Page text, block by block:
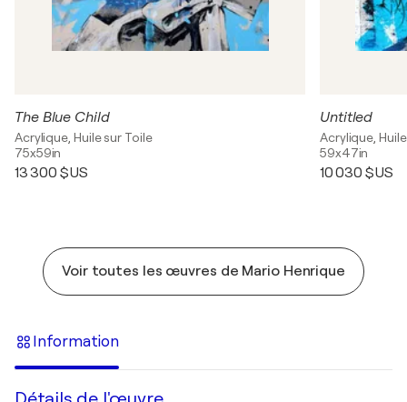
The Blue Child
Acrylique, Huile sur Toile
75x59in
13 300 $US
Untitled
Acrylique,
59x47in
10 030 $US
Voir toutes les œuvres de Mario Henrique
Information